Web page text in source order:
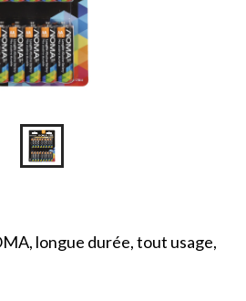
longue durée, tout usage,